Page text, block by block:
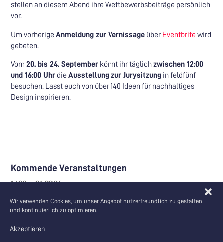
Wir verwenden Cookies, um unser Angebot nutzerfreundlich zu gestalten
und kontinuierlich zu optimieren.
Akzeptieren
stellen an diesem Abend ihre Wettbewerbsbeiträge persönlich
vor.
Um vorherigeAnmeldung zur Vernissage über Eventbrite wird
gebeten.
Vom20. bis 24. September könnt ihr täglichzwischen 12:00
und 16:00 Uhr dieAusstellung zur Jurysitzung in feldfünf
besuchen. Lasst euch von über 140 Ideen für nachhaltiges
Design inspirieren.
Kommende Veranstaltungen
17.08. – 04.09.26
Sommerakademie zum SEZ Berlin